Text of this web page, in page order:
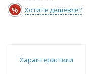
% Хотите дешевле?
Характеристики